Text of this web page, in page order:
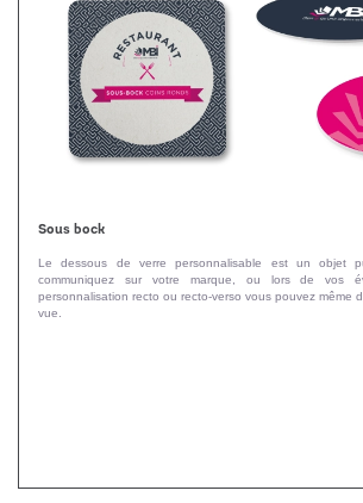
Sous bock
Le dessous de verre personnalisable est un objet
communiquez sur votre marque, ou lors de vos
personnalisation recto ou recto-verso vous pouvez même
vue.